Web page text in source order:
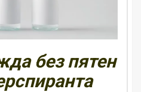
без пятен